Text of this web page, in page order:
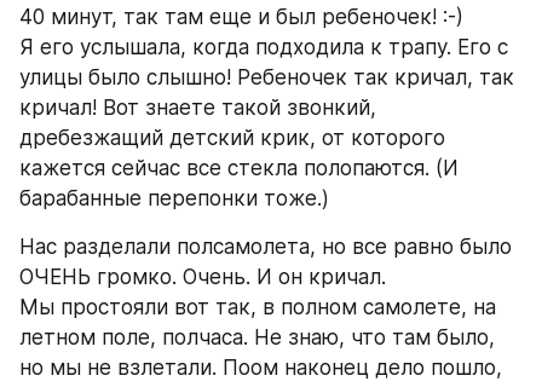
40 минут, так там еще и был ребеночек! :-)
Я его услышала, когда подходила к трапу. Его с
улицы было слышно! Ребеночек так кричал, так
кричал! Вот знаете такой звонкий,
дребезжащий детский крик, от которого
кажется сейчас все стекла полопаются. (И
барабанные перепонки тоже.)
Нас разделали полсамолета, но все равно было
ОЧЕНЬ громко. Очень. И он кричал.
Мы простояли вот так, в полном самолете, на
летном поле, полчаса. Не знаю, что там было,
но мы не взлетали. Поом наконец дело пошло,